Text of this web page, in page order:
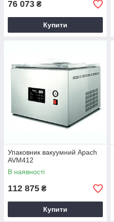
76 073 ₴
Купити
Упаковник вакуумний Apach
AVM412
В наявності
112 875 ₴
Купити